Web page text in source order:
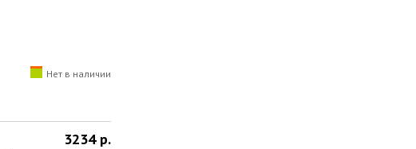
Нет в наличии
3234 р.